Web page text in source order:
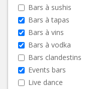
Bars à sushis
Bars à tapas
Bars à vins
Bars à vodka
Bars clandestins
Events bars
Live dance